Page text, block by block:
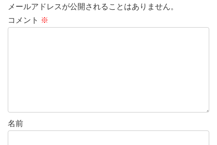
メールアドレスが公開されることはありません。
コメント ※
名前